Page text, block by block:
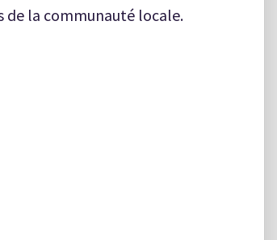
de la communauté locale.